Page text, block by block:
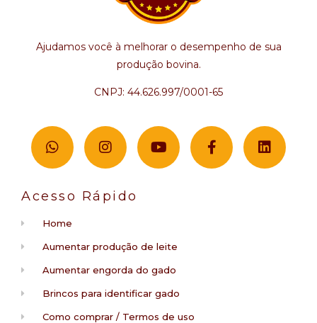
Ajudamos você à melhorar o desempenho de sua
produção bovina.
CNPJ: 44.626.997/0001-65
Acesso Rápido
Home
Aumentar produção de leite
Aumentar engorda do gado
Brincos para identificar gado
Como comprar / Termos de uso